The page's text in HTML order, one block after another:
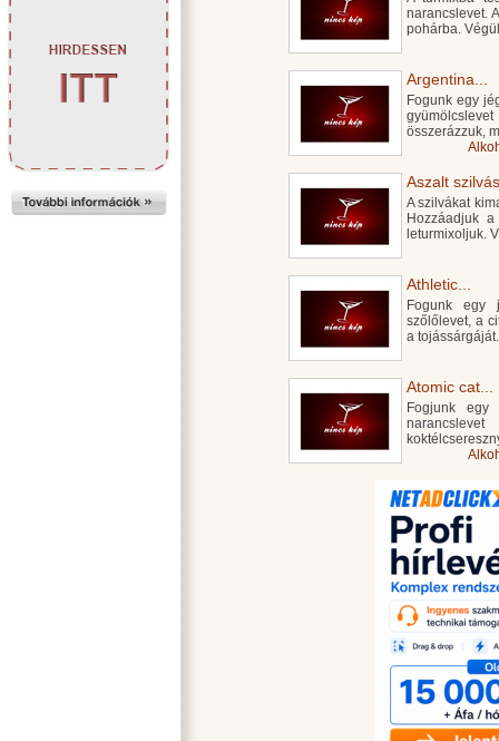
narancslevet.
pohárba.
Argentina...
Fogunk egy
összerázzuk,
Aszalt
A szilvákat
Hozzáadjuk
leturmixoljuk.
Athletic...
Fogunk egy
szőlőlevet, a
a
Atomic cat...
Fogjunk